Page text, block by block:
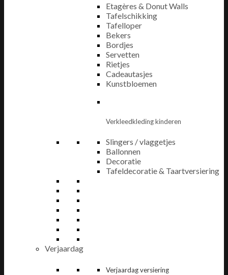
Etagères & Donut Walls
Tafelschikking
Tafelloper
Bekers
Bordjes
Servetten
Rietjes
Cadeautasjes
Kunstbloemen
Verkleedkleding kinderen
Slingers / vlaggetjes
Ballonnen
Decoratie
Tafeldecoratie & Taartversiering
Verjaardag
Verjaardag versiering